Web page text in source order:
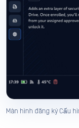
Màn hình đăng ký Cấu